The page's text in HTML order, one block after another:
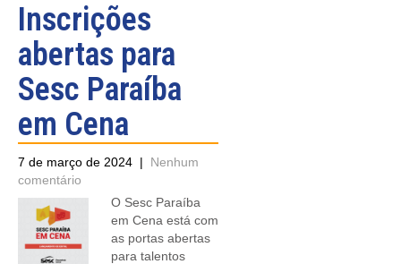
Inscrições
abertas para
Sesc Paraíba
em Cena
7 de março de 2024 | Nenhum
comentário
O Sesc Paraíba
em Cena está com
as portas abertas
para talentos